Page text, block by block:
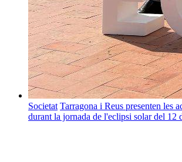
Societat Tarragona i Reus presenten les
durant la jornada de l'eclipsi solar del 12